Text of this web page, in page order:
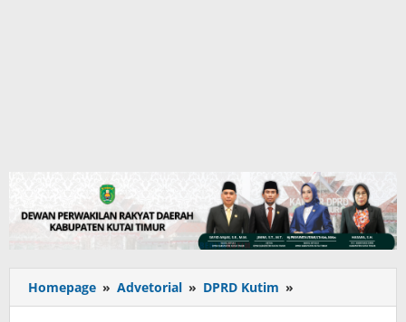
Homepage » Advetorial » DPRD Kutim »
Pilkades